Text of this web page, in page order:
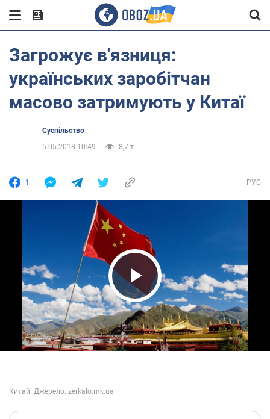
Загрожує в'язниця:
українських заробітчан
масово затримують у Китаї
Суспільство
5.05.2018 10:49
8,7 т.
1 РУС
Play Video